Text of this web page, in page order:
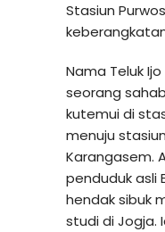
Stasiun
Nama Teluk
seorang
kutemui di
menuju
Karangasem.
penduduk asli
hendak sibuk
studi di Jogja.